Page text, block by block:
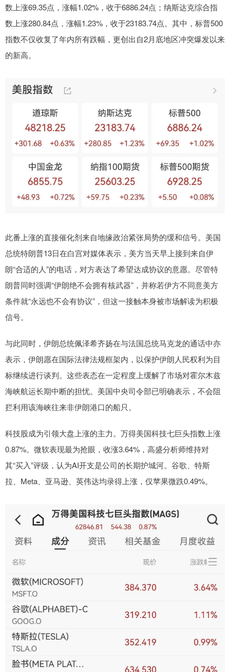
数上涨69.35点，涨幅1.02%，收于6886.24点；纳斯达克综合指
数上涨280.84点，涨幅1.23%，收于23183.74点。其中，标普500
指数不仅收复了年内所有跌幅，更创出自2月底地区冲突爆发以来
的新高。
此番上涨的直接催化剂来自地缘政治紧张局势的缓和信号。美国
总统特朗普13日在白宫对媒体表示，美方当天早上接到来自伊
朗“合适的人”的电话，对方表达了希望达成协议的意愿。尽管特
朗普同时强调“伊朗绝不会拥有核武器”，并称若伊方不同意美方
条件就“永远也不会有协议”，但这一接触本身被市场解读为积极
信号。
与此同时，伊朗总统佩泽希齐扬在与法国总统马克龙的通话中亦
表示，伊朗愿在国际法律法规框架内，以保护伊朗人民权利为目
标继续进行谈判。这些表态在一定程度上缓解了市场对霍尔木兹
海峡航运长期中断的担忧。美国中央司令部已明确表示，不会阻
拦利用该海峡往来非伊朗港口的船只。
科技股成为引领大盘上涨的主力。万得美国科技七巨头指数上涨
0.87%。微软表现最为抢眼，收涨3.64%，高盛分析师维持对
其“买入”评级，认为AI开支是公司的长期护城河。谷歌、特斯
拉、Meta、亚马逊、英伟达均录得上涨，仅苹果微跌0.49%。